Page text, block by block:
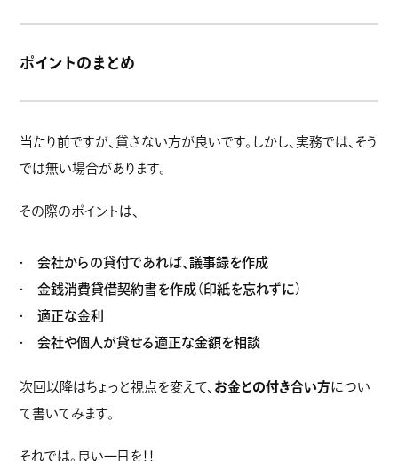
ポイントのまとめ
当たり前ですが、貸さない方が良いです。しかし、実務では、そう
では無い場合があります。
その際のポイントは、
会社からの貸付であれば、議事録を作成
金銭消費貸借契約書を作成（印紙を忘れずに）
適正な金利
会社や個人が貸せる適正な金額を相談
次回以降はちょっと視点を変えて、 お金との付き合い方につい
て書いてみます。
それでは。良い一日を！！